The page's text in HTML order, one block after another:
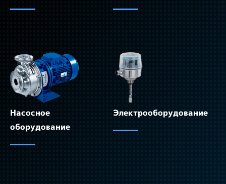
Насосное
оборудование
Электрооборудование